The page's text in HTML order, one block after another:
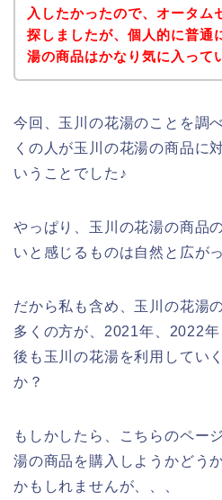
入したかったので、オータム
探しましたが、個人的に普通
湯の商品はかなり気に入って
今回、玉川の花湯のことを調
くの人が玉川の花湯の商品に
いうことでした♪
やっぱり、玉川の花湯の商品
いと感じるものは自然と広が
だから私も含め、玉川の花湯
多くの方が、2021年、2022
後も玉川の花湯を利用してい
か？
もしかしたら、こちらのペー
湯の商品を購入しようかどう
かもしれませんが、、、